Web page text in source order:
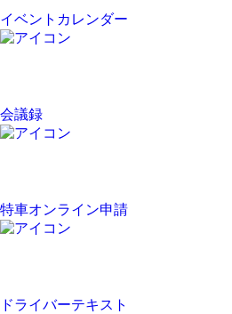
イベントカレンダー
会議録
特車オンライン申請
ドライバーテキスト